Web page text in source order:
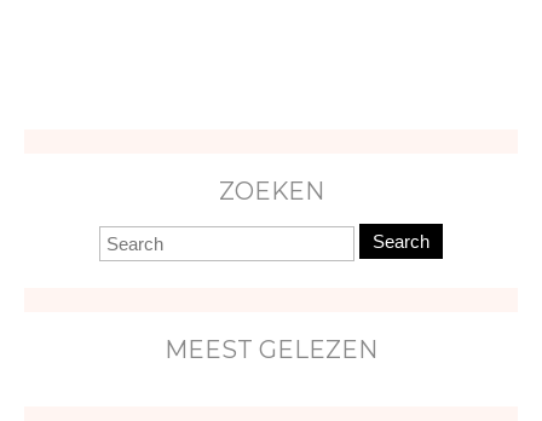
ZOEKEN
Search
MEEST GELEZEN